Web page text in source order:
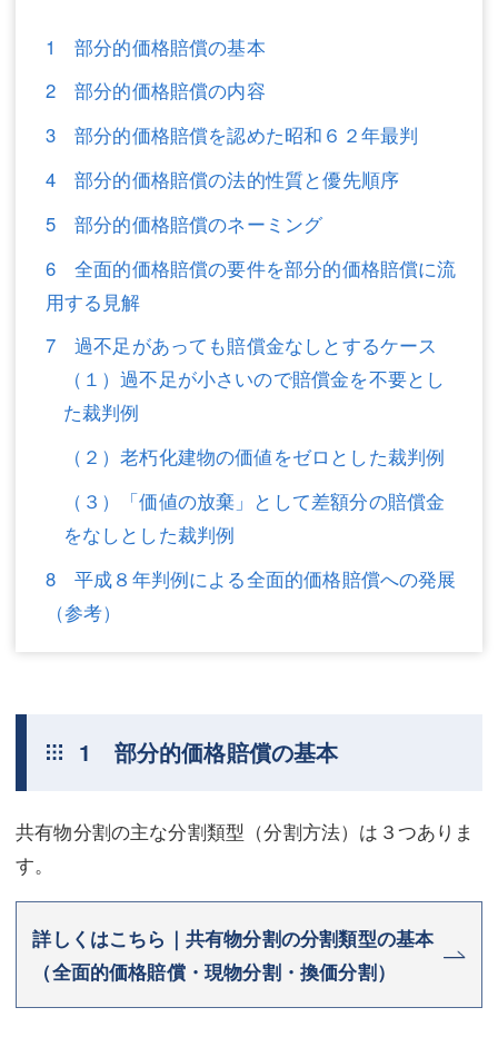
弁護士費用
不動産
相続・遺言
離婚（夫婦間トラブル）
企業法務
労働問題（解雇，残業等）
刑事弁護
交通事故
不動産登記
商業登記
調査・書面作成
債務整理
マスコミ取材・実績
埼玉事務所 (さいたま市)
不動産
相続・遺言
離婚（夫婦間トラブル）
企業法務
労働問題（解雇，残業等）
刑事弁護
交通事故
不動産登記
商業登記
調査・書面作成
債務整理
マスコミ取材・実績
アクセス
川口事務所（埼玉県川口市）
1 部分的価格賠償の基本
2 部分的価格賠償の内容
3 部分的価格賠償を認めた昭和６２年最判
4 部分的価格賠償の法的性質と優先順序
5 部分的価格賠償のネーミング
6 全面的価格賠償の要件を部分的価格賠償に流
用する見解
7 過不足があっても賠償金なしとするケース
（１）過不足が小さいので賠償金を不要とし
た裁判例
（２）老朽化建物の価値をゼロとした裁判例
（３）「価値の放棄」として差額分の賠償金
をなしとした裁判例
8 平成８年判例による全面的価格賠償への発展
（参考）
1 部分的価格賠償の基本
共有物分割の主な分割類型（分割方法）は３つありま
す。
詳しくはこちら｜共有物分割の分割類型の基本
（全面的価格賠償・現物分割・換価分割）